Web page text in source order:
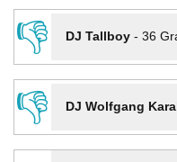
👎
DJ Tallboy- 36
👎
DJ Wolfgang